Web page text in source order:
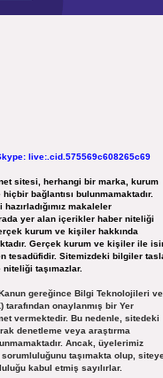
live:.cid.575569c608265c69
sitesi, herhangi bir marka, kurum
bağlantısı bulunmamaktadır.
makaleler
yer alan içerikler haber niteliği
kurum ve kişiler hakkında
Gerçek kurum ve kişiler ile
tesadüfidir. Sitemizdeki bilgiler
taşımazlar.
gereğince Bilgi Teknolojileri ve
tarafından onaylanmış bir Yer
vermektedir. Bu nedenle, sitedeki
denetleme veya araştırma
Ancak, üyelerimiz
taşımakta olup,
kabul etmiş sayılırlar.